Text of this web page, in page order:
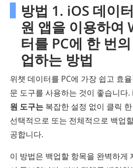
방법 1. iOS 데이
원 앱을 이용하여
터를 PC에 한 번
업하는 방법
위챗 데이터를 PC에 가장 쉽고 효
문 도구를 사용하는 것이 좋습니다.
원 도구는 복잡한 설정 없이 클릭
선택적으로 또는 전체적으로 백업
공합니다.
이 방법은 백업할 항목을 완벽하게